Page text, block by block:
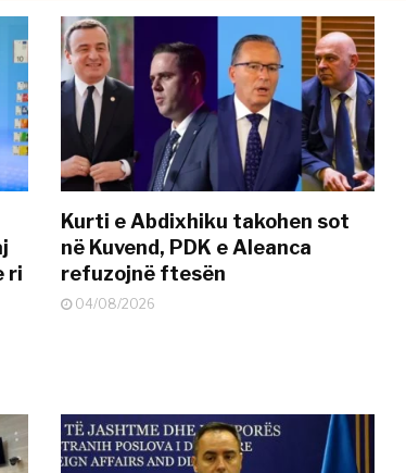
ri
Kurti e Abdixhiku takohen sot
në Kuvend, PDK e Aleanca
refuzojnë ftesën
04/08/2026